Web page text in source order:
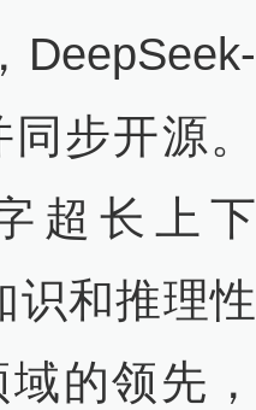
DeepSeek-
步开源。
超长上下
识和推理性
的领先，